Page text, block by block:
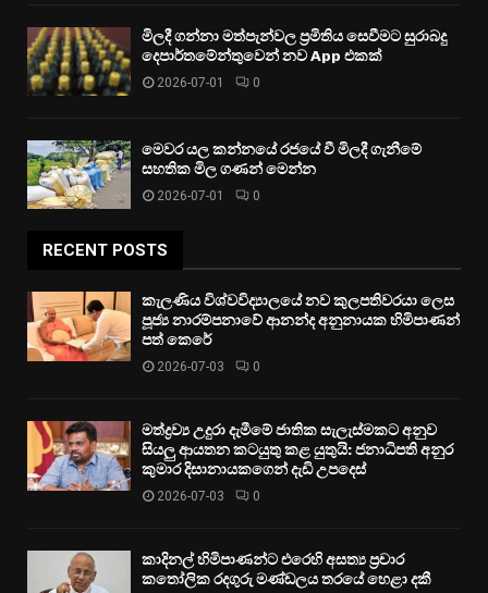
මිලදී ගන්නා මත්පැන්වල ප්‍රමිතිය සෙවීමට සුරාබදු
දෙපාර්තමේන්තුවෙන් නව App එකක්
2026-07-01 0
මෙවර යල කන්නයේ රජයේ වී මිලදී ගැනීමේ
සහතික මිල ගණන් මෙන්න
2026-07-01 0
RECENT POSTS
කැලණිය විශ්වවිද්‍යාලයේ නව කුලපතිවරයා ලෙස
පූජ්‍ය නාරම්පනාවේ ආනන්ද අනුනායක හිමිපාණන්
පත් කෙරේ
2026-07-03 0
මත්ද්‍රව්‍ය උදුරා දැමීමේ ජාතික සැලැස්මකට අනුව
සියලු ආයතන කටයුතු කළ යුතුයි: ජනාධිපති අනුර
කුමාර දිසානායකගෙන් දැඩි උපදෙස්
2026-07-03 0
කාදිනල් හිමිපාණන්ට එරෙහි අසත්‍ය ප්‍රචාර
කතෝලික රදගුරු මණ්ඩලය තරයේ හෙළා දකී